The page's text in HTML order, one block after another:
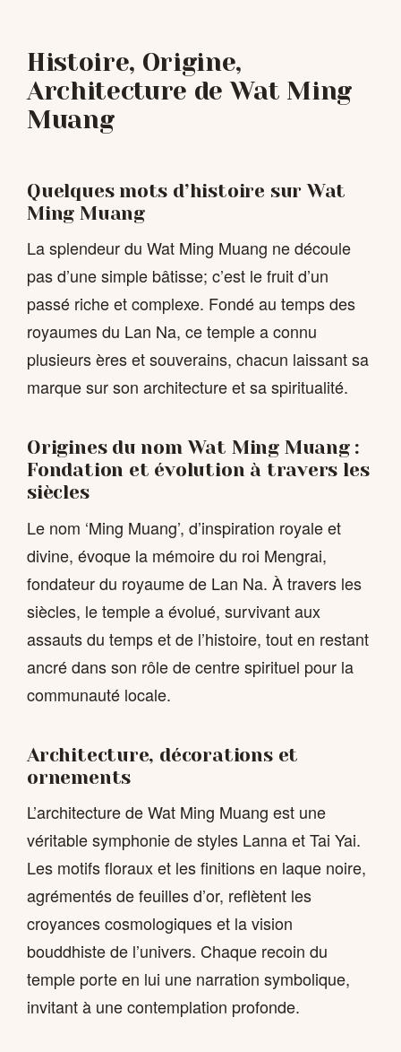
Histoire, Origine,
Architecture de Wat Ming
Muang
Quelques mots d’histoire sur Wat
Ming Muang
La splendeur du Wat Ming Muang ne découle
pas d’une simple bâtisse; c’est le fruit d’un
passé riche et complexe. Fondé au temps des
royaumes du Lan Na, ce temple a connu
plusieurs ères et souverains, chacun laissant sa
marque sur son architecture et sa spiritualité.
Origines du nom Wat Ming Muang :
Fondation et évolution à travers les
siècles
Le nom ‘Ming Muang’, d’inspiration royale et
divine, évoque la mémoire du roi Mengrai,
fondateur du royaume de Lan Na. À travers les
siècles, le temple a évolué, survivant aux
assauts du temps et de l’histoire, tout en restant
ancré dans son rôle de centre spirituel pour la
communauté locale.
Architecture, décorations et
ornements
L’architecture de Wat Ming Muang est une
véritable symphonie de styles Lanna et Tai Yai.
Les motifs floraux et les finitions en laque noire,
agrémentés de feuilles d’or, reflètent les
croyances cosmologiques et la vision
bouddhiste de l’univers. Chaque recoin du
temple porte en lui une narration symbolique,
invitant à une contemplation profonde.